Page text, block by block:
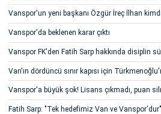
Vanspor'un yeni başkanı Özgür İreç İlhan
Vanspor'da beklenen karar çıktı
Vanspor FK'den Fatih Sarp hakkında disiplin
Van'ın dördüncü sınır kapısı için
Vanspor'a büyük şok! Lisans çıkmadı, puan
Fatih Sarp: "Tek hedefimiz Van ve Vanspor'dur"